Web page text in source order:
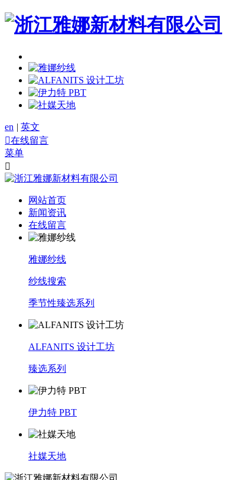
en | 英文
在线留言
菜单

网站首页
新闻资讯
在线留言
雅娜纱线
纱线搜索
季节性臻选系列
ALFANITS 设计工坊
臻选系列
伊力特 PBT
社媒天地